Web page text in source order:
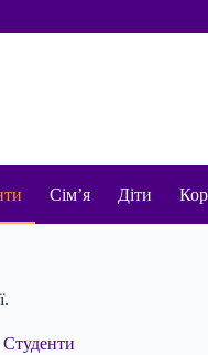
Сім’я Діти
Студенти